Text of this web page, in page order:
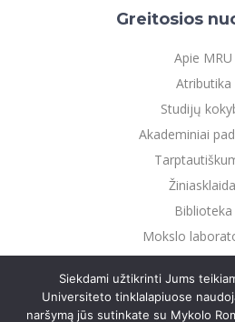
Greitosios
Apie MRU
Atributika
Studijų
Akademiniai
Biblioteka
Mokslo
Privatumo
Siekdami užtikrinti Jums
Universiteto tinklalapiuose
naršymą jūs sutinkate su Mykolo